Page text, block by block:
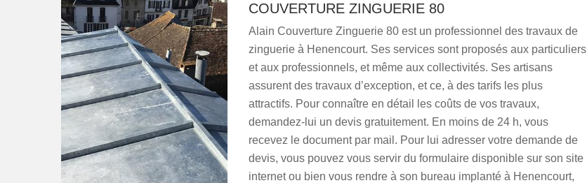
COUVERTURE ZINGUERIE 80
Alain Couverture Zinguerie 80 est un professionnel des travaux de
zinguerie à Henencourt. Ses services sont proposés aux particuliers
et aux professionnels, et même aux collectivités. Ses artisans
assurent des travaux d’exception, et ce, à des tarifs les plus
attractifs. Pour connaître en détail les coûts de vos travaux,
demandez-lui un devis gratuitement. En moins de 24 h, vous
recevez le document par mail. Pour lui adresser votre demande de
devis, vous pouvez vous servir du formulaire disponible sur son site
internet ou bien vous rendre à son bureau implanté à Henencourt,